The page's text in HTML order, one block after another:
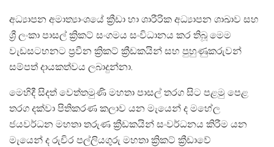
අධ්‍යාපන අමාත්‍යාංශයේ ක්‍රීඩා හා ශාරීරික අධ්‍යාපන ශාඛාව සහ
ශ්‍රී ලංකා පාසල් ක්‍රිකට් සංගමය සංවිධානය කර තිබූ මෙම
වැඩසටහනට ප්‍රවීන ක්‍රිකට් ක්‍රීඩකයින් සහ පුහුණුකරුවන්
සම්පත් දායකත්වය ලබාදුන්නා.
මෙහිදී සිදත් වෙත්තමුණි මහතා පාසල් තරග සිට පළමු පෙළ
තරග දක්වා පිතිකරණ කලාව යන මැයෙන් ද මහේල
ජයවර්ධන මහතා තරුණ ක්‍රීඩකයින් සංවර්ධනය කිරීම යන
මැයෙන් ද රුචිර පල්ලියගුරු මහතා ක්‍රිකට් ක්‍රීඩාවේ